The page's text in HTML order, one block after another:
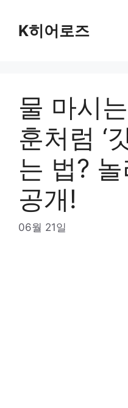
contentK히어로즈
물 마시
훈처럼 ‘
는 법?
공개!
06월 21일